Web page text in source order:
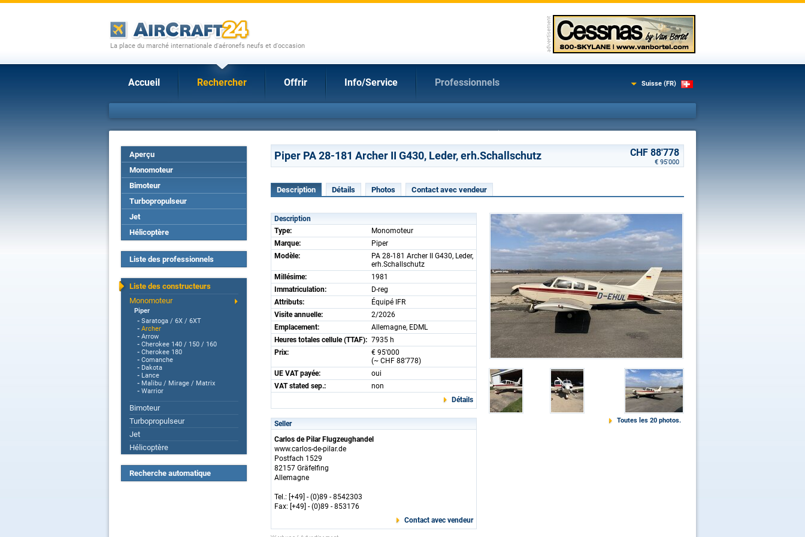
La place du marché internationale d'aéronefs neufs et d'occasion
Accueil Rechercher Offrir Info/Service Professionnels Suisse (FR)
Aperçu
Monomoteur
Bimoteur
Turbopropulseur
Jet
Hélicoptère
Liste des professionnels
Liste des constructeurs
Monomoteur
Piper
- Saratoga / 6X / 6XT
- Archer
- Arrow
- Cherokee 140 / 150 / 160
- Cherokee 180
- Comanche
- Dakota
- Lance
- Malibu / Mirage / Matrix
- Warrior
Bimoteur
Turbopropulseur
Jet
Hélicoptère
Recherche automatique
Piper PA 28-181 Archer II G430, Leder, erh.Schallschutz CHF 88'778
€ 95'000
Description Détails Photos Contact avec vendeur
Description
Type:
Monomoteur
Marque:
Piper
Modèle:
PA 28-181 Archer II G430, Leder,
erh.Schallschutz
Millésime:
1981
Immatriculation:
D-reg
Attributs:
Équipé IFR
Visite annuelle:
2/2026
Emplacement:
Allemagne, EDML
Heures totales cellule (TTAF): 7935 h
Prix:
€ 95'000
(~ CHF 88'778)
UE VAT payée:
oui
VAT stated sep.:
non
Détails
Seller
Carlos de Pilar Flugzeughandel
www.carlos-de-pilar.de
Postfach 1529
82157 Gräfelfing
Allemagne
Tel.: [+49] - (0)89 - 8542303
Fax: [+49] - (0)89 - 853176
Contact avec vendeur
Toutes les 20 photos.